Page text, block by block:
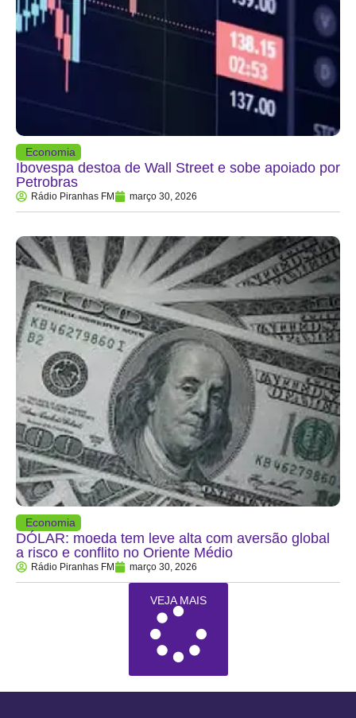
Economia
Ibovespa destoa de Wall Street e sobe apoiado por
Petrobras
Rádio Piranhas FM março 30, 2026
Economia
DÓLAR: moeda tem leve alta com aversão global
a risco e conflito no Oriente Médio
Rádio Piranhas FM março 30, 2026
VEJA MAIS